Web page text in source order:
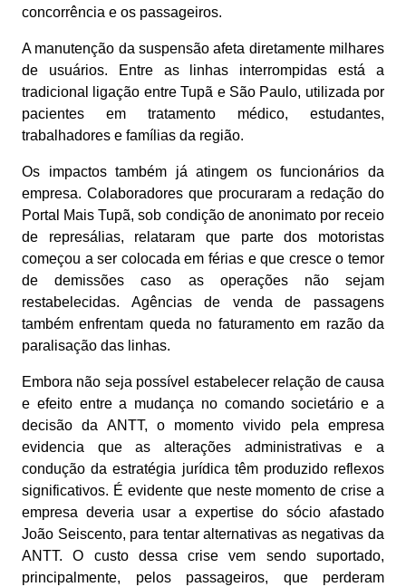
concorrência e os passageiros.
A manutenção da suspensão afeta diretamente milhares
de usuários. Entre as linhas interrompidas está a
tradicional ligação entre Tupã e São Paulo, utilizada por
pacientes em tratamento médico, estudantes,
trabalhadores e famílias da região.
Os impactos também já atingem os funcionários da
empresa. Colaboradores que procuraram a redação do
Portal Mais Tupã, sob condição de anonimato por receio
de represálias, relataram que parte dos motoristas
começou a ser colocada em férias e que cresce o temor
de demissões caso as operações não sejam
restabelecidas. Agências de venda de passagens
também enfrentam queda no faturamento em razão da
paralisação das linhas.
Embora não seja possível estabelecer relação de causa
e efeito entre a mudança no comando societário e a
decisão da ANTT, o momento vivido pela empresa
evidencia que as alterações administrativas e a
condução da estratégia jurídica têm produzido reflexos
significativos. É evidente que neste momento de crise a
empresa deveria usar a expertise do sócio afastado
João Seiscento, para tentar alternativas as negativas da
ANTT. O custo dessa crise vem sendo suportado,
principalmente, pelos passageiros, que perderam